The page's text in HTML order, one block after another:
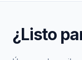
¿Listo